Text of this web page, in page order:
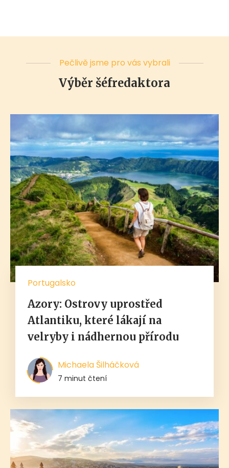
Pečlivě jsme pro vás vybrali
Výběr šéfredaktora
Portugalsko
Azory: Ostrovy uprostřed
Atlantiku, které lákají na
velryby i nádhernou přírodu
Michaela Šilháčková
7 minut čtení